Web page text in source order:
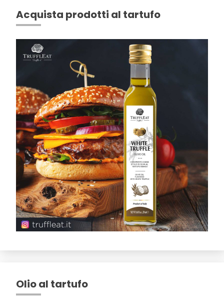
Acquista prodotti al tartufo
Olio al tartufo